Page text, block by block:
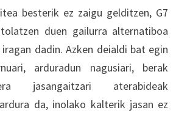
besterik ez zaigu gelditzen, G7
duen gailurra alternatiboa
dadin. Azken deialdi bat egin
arduradun nagusiari, berak
jasangaitzari aterabideak
da, inolako kalterik jasan ez